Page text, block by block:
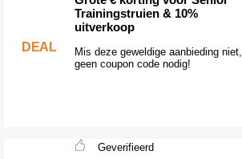
DEAL
Trainingstruien & 10%
uitverkoop
Mis deze geweldige aanbieding niet,
geen coupon code nodig!
Geverifieerd